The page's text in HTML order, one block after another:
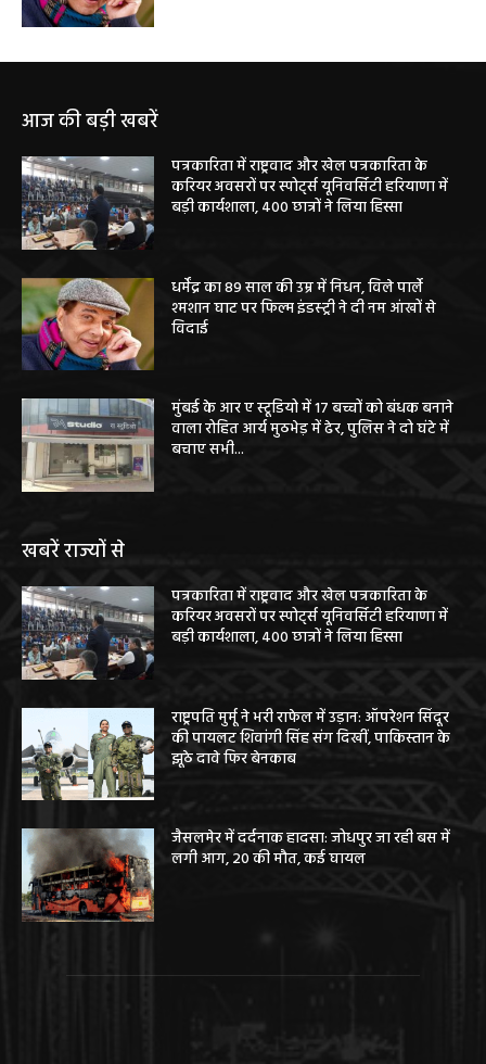
आज की बड़ी खबरें
पत्रकारिता में राष्ट्रवाद और खेल पत्रकारिता के
करियर अवसरों पर स्पोर्ट्स यूनिवर्सिटी हरियाणा में
बड़ी कार्यशाला, 400 छात्रों ने लिया हिस्सा
धर्मेंद्र का 89 साल की उम्र में निधन, विले पार्ले
श्मशान घाट पर फिल्म इंडस्ट्री ने दी नम आंखों से
विदाई
मुंबई के आर ए स्टूडियो में 17 बच्चों को बंधक बनाने
वाला रोहित आर्य मुठभेड़ में ढेर, पुलिस ने दो घंटे में
बचाए सभी...
खबरें राज्यों से
पत्रकारिता में राष्ट्रवाद और खेल पत्रकारिता के
करियर अवसरों पर स्पोर्ट्स यूनिवर्सिटी हरियाणा में
बड़ी कार्यशाला, 400 छात्रों ने लिया हिस्सा
राष्ट्रपति मुर्मू ने भरी राफेल में उड़ान: ऑपरेशन सिंदूर
की पायलट शिवांगी सिंह संग दिखीं, पाकिस्तान के
झूठे दावे फिर बेनकाब
जैसलमेर में दर्दनाक हादसा: जोधपुर जा रही बस में
लगी आग, 20 की मौत, कई घायल